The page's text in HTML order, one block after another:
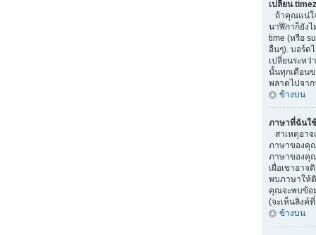
เปลี่ยน
ถ้าคุณแน่ใ
นาฬิกาก็ยังไ
time (หรือ
อื่นๆ). บอร์ด
เปลี่ยนระหว่
นั้นทุกเดือน
พลาดไปจา
ข้างบน
ภาษาที่ฉันใช้
สาเหตุอาจ
ภาษาของคุ
ภาษาของคุ
เผื่อเขาอา
พบภาษาให้
คุณจะพบข้อ
(จะเห็นลิงค์
ข้างบน